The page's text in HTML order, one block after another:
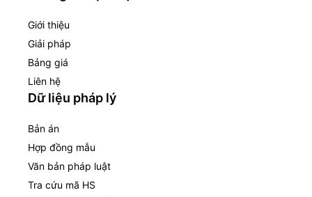
Giới thiệu
Giải pháp
Bảng giá
Liên hệ
Dữ liệu pháp lý
Bản án
Hợp đồng mẫu
Văn bản pháp luật
Tra cứu mã HS